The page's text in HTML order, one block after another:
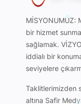
MİSYONUMUZ:
bir hizmet
sağlamak.
iddialı bir
seviyelere
Taklitlerimizden
altına Safir